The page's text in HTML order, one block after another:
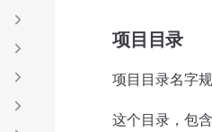
项目目录
项目目录名字规
这个目录，包